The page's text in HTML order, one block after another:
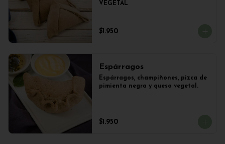
VEGETAL
$1.950
Espárragos
Espárragos, champiñones, pizca de
pimienta negra y queso vegetal.
$1.950